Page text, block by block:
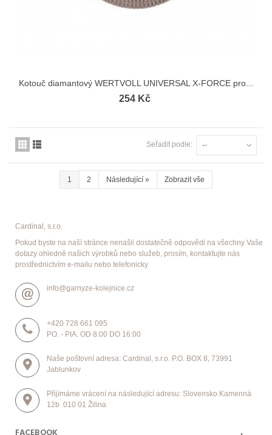
Kotouč diamantový WERTVOLL UNIVERSAL X-FORCE pro...
254 Kč
Seřadit podle: --
1 2 Následující» Zobrazit vše
Cardinal, s.r.o.
Pokud byste na naší stránce nenašli dostatečně odpovědi na všechny Vaše
dotazy ohledně našich výrobků nebo služeb, prosím, kontaktujte nás
prostřednictvím e-mailu nebo telefonicky
info@garnyze-kolejnice.cz
+420 728 661 095
PO. - PIA. OD 8:00 DO 16:00
Naše poštovní adresa: Cardinal, s.r.o. P.O. BOX 8, 73991
Jablunkov
Přijímáme vrácení na následující adresu: Slovensko Kamenná
12b 010 01 Žilina